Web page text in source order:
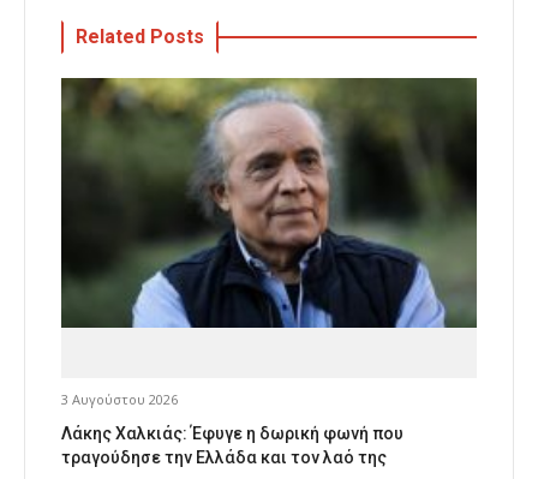
Related Posts
3 Αυγούστου 2026
Λάκης Χαλκιάς: Έφυγε η δωρική φωνή που
τραγούδησε την Ελλάδα και τον λαό της